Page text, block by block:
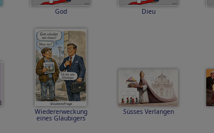
God Dieu
Wiedererweckung
eines Gläubigers
Süsses Verlangen